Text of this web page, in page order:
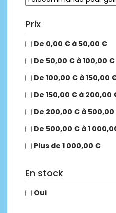
Prix
De 0,00 € à 50,00 €
De 50,00 € à 100,00 €
De 100,00 € à 150,00
De 150,00 € à 200,00
De 200,00 € à
De 500,00 € à 1
Plus de 1 000,00 €
En stock
Oui